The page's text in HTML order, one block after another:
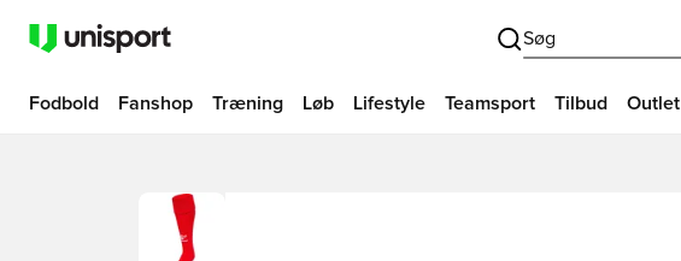
Søg
Fodbold Fanshop Træning Løb Lifestyle Teamsport Tilbud Outlet